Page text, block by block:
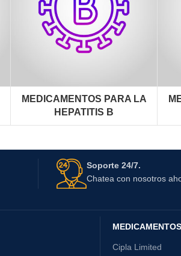
MEDICAMENTOS PARA LA
HEPATITIS B
Soporte 24/7.
Chatea con nosotros
Cipla Limited